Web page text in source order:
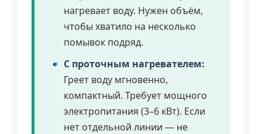
нагревает воду. Нужен объём,
чтобы хватило на несколько
помывок подряд.
С проточным нагревателем:
Греет воду мгновенно,
компактный. Требует мощного
электропитания (3–6 кВт). Если
нет отдельной линии — не